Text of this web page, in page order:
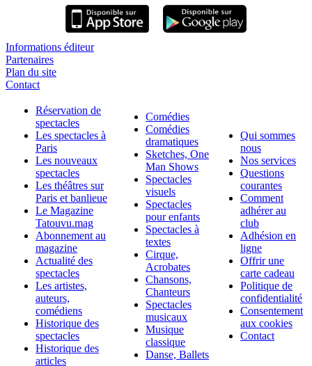
Informations éditeur
Partenaires
Plan du site
Contact
Réservation de
spectacles
Les spectacles à
Paris
Les nouveaux
spectacles
Les théâtres sur
Paris et banlieue
Le Magazine
Tatouvu.mag
Abonnement au
magazine
Actualité des
spectacles
Les artistes,
auteurs,
comédiens
Historique des
spectacles
Historique des
articles
Comédies
Comédies
dramatiques
Sketches, One
Man Shows
Spectacles
visuels
Spectacles
pour enfants
Spectacles à
textes
Cirque,
Acrobates
Chansons,
Chanteurs
Spectacles
musicaux
Musique
classique
Danse, Ballets
Qui sommes
nous
Nos services
Questions
courantes
Comment
adhérer au
club
Adhésion en
ligne
Offrir une
carte cadeau
Politique de
confidentialité
Consentement
aux cookies
Contact